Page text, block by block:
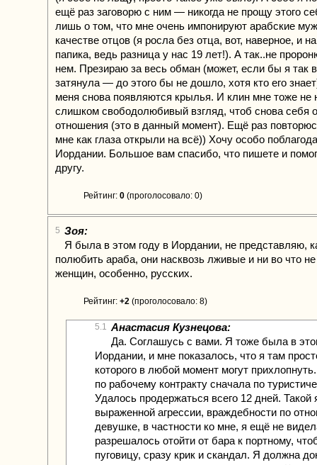
ещё раз заговорю с ним — никогда не прощу этого
лишь о том, что мне очень импонируют арабские
качестве отцов (я росла без отца, вот, наверное, и
папика, ведь разница у нас 19 лет!). А так..не
нем. Презираю за весь обман (может, если бы я так
затянула — до этого бы не дошло, хотя кто его
меня снова появляются крылья. И клин мне тоже не
слишком свободолюбивый взгляд, чтоб снова себя
отношения (это в данный момент). Ещё раз
мне как глаза открыли на всё)) Хочу особо
Иордании. Большое вам спасибо, что пишете и
другу.
Рейтинг: 0 (проголосовало: 0)
5 Зоя:
Я была в этом году в Иордании, не представляю,
полюбить араба, они насквозь лживые и ни во что не
женщин, особенно, русских.
Рейтинг: +2 (проголосовало: 8)
5.1 Анастасия Кузнецова:
Да. Соглашусь с вами. Я тоже была в
Иордании, и мне показалось, что я там
которого в любой момент могут
по рабочему контракту сначала по
Удалось продержаться всего 12 дней. Такой
выраженной агрессии, враждебности по
девушке, в частности ко мне, я ещё не
разрешалось отойти от бара к портному,
пуговицу, сразу крик и скандал. Я должна